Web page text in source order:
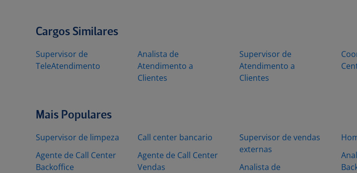
Cargos Similares
Supervisor de
TeleAtendimento
Analista de
Atendimento a
Clientes
Supervisor de
Atendimento a
Clientes
Mais Populares
Supervisor de limpeza
Agente de Call Center
Backoffice
Call center bancario
Agente de Call Center
Vendas
Supervisor de vendas
externas
Analista de